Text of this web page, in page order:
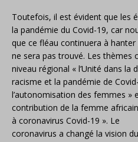
Toutefois, il est évident que les
la pandémie du Covid-19, car
que ce fléau continuera à
ne sera pas trouvé. Les thèmes
niveau régional « l’Unité dans la
racisme et la pandémie de
l’autonomisation des femmes »
contribution de la femme
à coronavirus Covid-19 ». Le
coronavirus a changé la vision